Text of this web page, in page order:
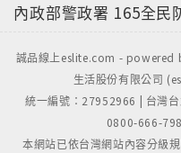
內政部警政署 165全民
誠品線上eslite.com - powered
生活股份有限公司
統一編號：27952966 | 台灣
0800-666-
本網站已依台灣網站內容分級